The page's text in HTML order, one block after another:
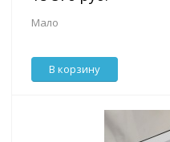
Мало
В корзину